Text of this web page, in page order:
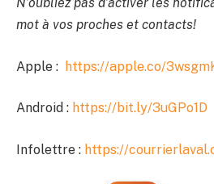
mot à vos proches et contacts!
Apple : https://apple.co/
Android : https://bit.ly/3uGPo1D
Infolettre : https://